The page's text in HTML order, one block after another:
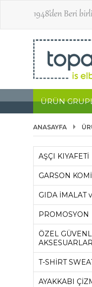
1948’den Beri
ÜRÜN
ANASAYFA
AŞÇI KIYAFETİ
GARSON
GIDA İMALAT
PROMOSYON
ÖZEL
T-SHİRT
AYAKKABI